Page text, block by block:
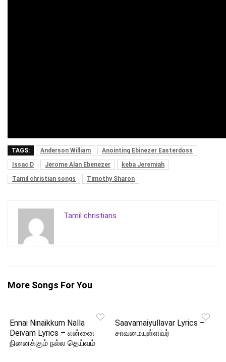
TAGS: Anderson William
Anointing Ebinezer Easterdoss
Issac D
Jerome Alan Ebenezer
keba Jeremiah
Tamil christian songs
Timothy Sharon
Tamil christians
More Songs For You
Ennai Ninaikkum Nalla
Deivam Lyrics – என்னை
நினைக்கும் நல்ல தெய்வம்
Saavamaiyullavar Lyrics –
சாவமையுள்ளவர்